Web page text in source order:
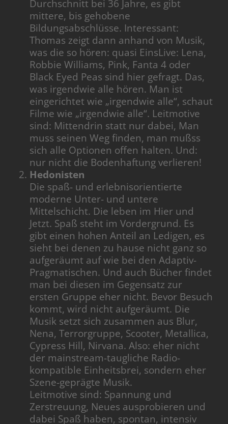
Durchschnitt bei 36 Jahre, es gibt
mittere, bis gehobene
Bildungsabschlüsse. Interessant:
Thomas zeigt dann anhand von Musik,
was die so hören: quasi EinsLive: Lena,
Robbie Williams, Pink, Fanta 4 oder
Black Eyed Peas sind hier gefragt. Das,
was irgendwie alle hören. Man ist
eingerichtet wie „irgendwie alle“, schaut
Filme wie „irgendwie alle“. Leitmotive
sind: Mittendrin statt nur dabei, Man
muss seinen Weg finden, man mußss
sich alle Optionen offen halten. Und:
nur nicht die Bodenhaftung verlieren!
Hedonisten
Die spaß- und erlebnisorientierte
moderne Unter- und untere
Mittelschicht. Die leben im Hier und
Jetzt. Spaß steht im Vordergrund. Es
gibt einen hohen Anteil an Ledigen, es
sieht bei denen zu hause nicht ganz so
aufgeräumt auf wie bei den Adaptiv-
Pragmatischen. Und auch Bücher findet
man bei diesen im Gegensatz zur
ersten Gruppe eher nicht. Bevor Besuch
kommt, wird nicht aufgeräumt. Die
Musik setzt sich zusammen aus Blur,
Nena, Terrorgruppe, Scooter, Metallica,
Cypress Hill, Nirvana. Also: eher nicht
der mainstream-taugliche Radio-
kompatible Einheitsbrei, sondern eher
Szene-geprägte Musik.
Leitmotive sind: Spannung und
Zerstreuung, Neues ausprobieren und
dabei Spaß haben, spontan, intensiv